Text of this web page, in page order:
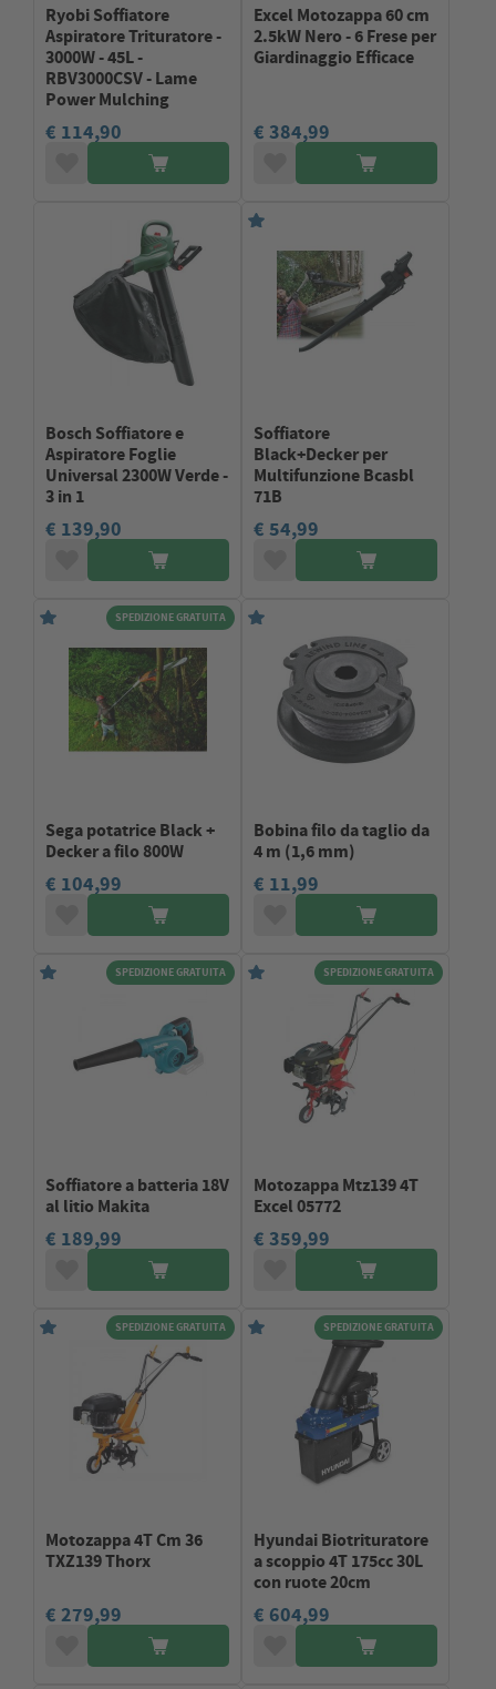
Ryobi Soffiatore
Aspiratore Trituratore -
3000W - 45L -
RBV3000CSV - Lame
Power Mulching
€ 114,90
Excel Motozappa 60 cm
2.5kW Nero - 6 Frese per
Giardinaggio Efficace
€ 384,99
Bosch Soffiatore e
Aspiratore Foglie
Universal 2300W Verde -
3 in 1
€ 139,90
Soffiatore
Black+Decker per
Multifunzione Bcasbl
71B
€ 54,99
SPEDIZIONE GRATUITA
Sega potatrice Black +
Decker a filo 800W
€ 104,99
Bobina filo da taglio da
4 m (1,6 mm)
€ 11,99
SPEDIZIONE GRATUITA
Soffiatore a batteria 18V
al litio Makita
€ 189,99
SPEDIZIONE GRATUITA
Motozappa Mtz139 4T
Excel 05772
€ 359,99
SPEDIZIONE GRATUITA
Motozappa 4T Cm 36
TXZ139 Thorx
€ 279,99
SPEDIZIONE GRATUITA
Hyundai Biotrituratore
a scoppio 4T 175cc 30L
con ruote 20cm
€ 604,99